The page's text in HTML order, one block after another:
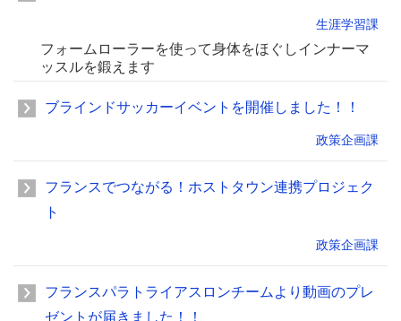
生涯学習課
フォームローラーを使って身体をほぐしインナーマ
ッスルを鍛えます
ブラインドサッカーイベントを開催しました！！
政策企画課
フランスでつながる！ホストタウン連携プロジェク
ト
政策企画課
フランスパラトライアスロンチームより動画のプレ
ゼントが届きました！！